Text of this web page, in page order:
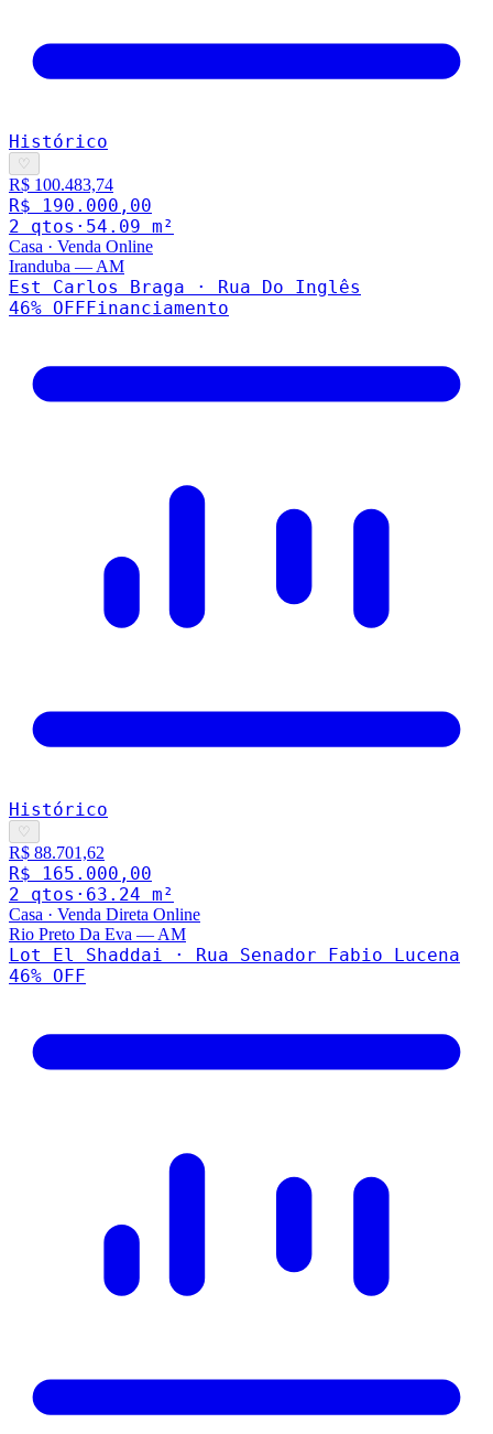
Histórico
♡
R$ 100.483,74
R$ 190.000,00
2 qtos · 54.09 m²
Casa · Venda Online
Iranduba — AM
Est Carlos Braga · Rua Do Inglês
46% OFFFinanciamento
Histórico
♡
R$ 88.701,62
R$ 165.000,00
2 qtos · 63.24 m²
Casa · Venda Direta Online
Rio Preto Da Eva — AM
Lot El Shaddai · Rua Senador Fabio Lucena
46% OFF